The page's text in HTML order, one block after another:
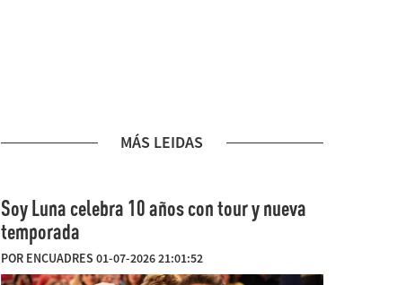
MÁS LEIDAS
Soy Luna celebra 10 años con tour y nueva
temporada
POR ENCUADRES 01-07-2026 21:01:52